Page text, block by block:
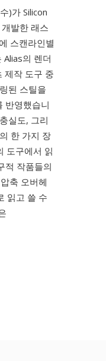
)가 Silicon
발한 래스
스캔라인별
의 렌더
제작 도구 중
된 스틸을
반영했습니
실도, 그리
한 가지 장
도구에서 읽
적 작품들의
축 오버헤
읽고 쓸 수